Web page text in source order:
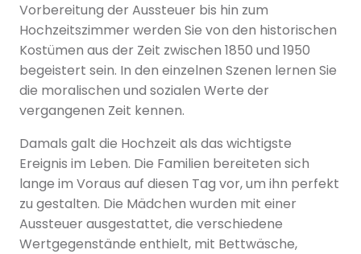
Vorbereitung der Aussteuer bis hin zum
Hochzeitszimmer werden Sie von den historischen
Kostümen aus der Zeit zwischen 1850 und 1950
begeistert sein. In den einzelnen Szenen lernen Sie
die moralischen und sozialen Werte der
vergangenen Zeit kennen.
Damals galt die Hochzeit als das wichtigste
Ereignis im Leben. Die Familien bereiteten sich
lange im Voraus auf diesen Tag vor, um ihn perfekt
zu gestalten. Die Mädchen wurden mit einer
Aussteuer ausgestattet, die verschiedene
Wertgegenstände enthielt, mit Bettwäsche,